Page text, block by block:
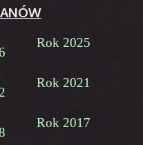
Rok 2025
Rok 2021
Rok 2017